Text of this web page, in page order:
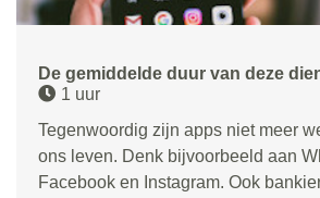
De gemiddelde duur van deze
1 uur
Tegenwoordig zijn apps niet meer
ons leven. Denk bijvoorbeeld aan
Facebook en Instagram. Ook